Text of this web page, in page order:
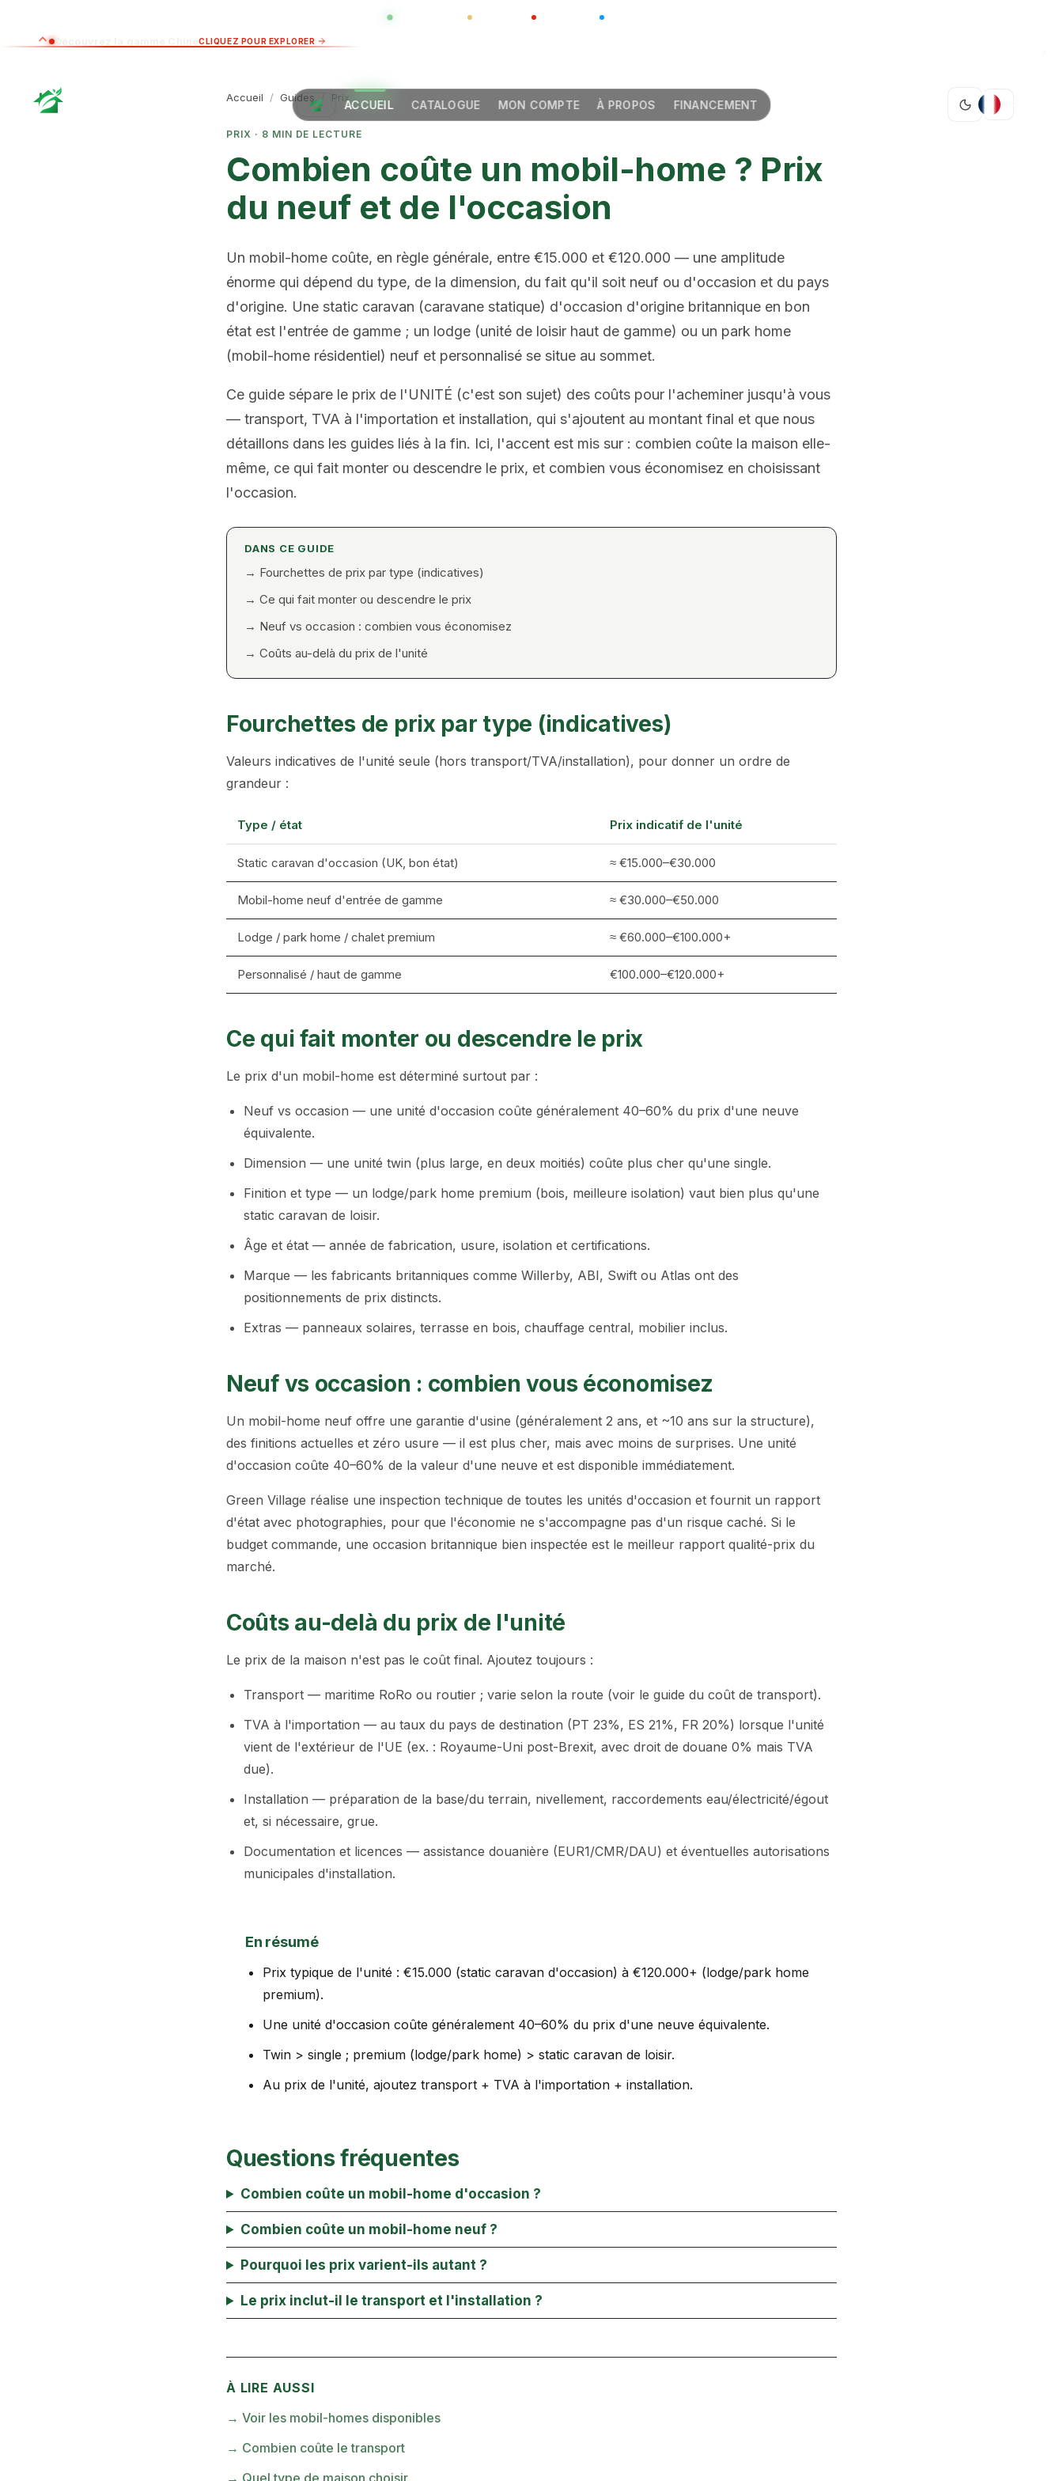
GLOBAL CHINA
ACCUEIL CATALOGUE MON COMPTE À PROPOS FINANCEMENT
GREEN VILLAGE
MOBILE HOMES
Accueil / Guides / Prix
PRIX · 8 MIN DE LECTURE
Combien coûte un mobil-home ? Prix
du neuf et de l'occasion
Un mobil-home coûte, en règle générale, entre €15.000 et €120.000 — une amplitude
énorme qui dépend du type, de la dimension, du fait qu'il soit neuf ou d'occasion et du pays
d'origine. Une static caravan (caravane statique) d'occasion d'origine britannique en bon
état est l'entrée de gamme ; un lodge (unité de loisir haut de gamme) ou un park home
(mobil-home résidentiel) neuf et personnalisé se situe au sommet.
Ce guide sépare le prix de l'UNITÉ (c'est son sujet) des coûts pour l'acheminer jusqu'à vous
— transport, TVA à l'importation et installation, qui s'ajoutent au montant final et que nous
détaillons dans les guides liés à la fin. Ici, l'accent est mis sur : combien coûte la maison elle-
même, ce qui fait monter ou descendre le prix, et combien vous économisez en choisissant
l'occasion.
DANS CE GUIDE
→ Fourchettes de prix par type (indicatives)
→ Ce qui fait monter ou descendre le prix
→ Neuf vs occasion : combien vous économisez
→ Coûts au-delà du prix de l'unité
Fourchettes de prix par type (indicatives)
Valeurs indicatives de l'unité seule (hors transport/TVA/installation), pour donner un ordre de
grandeur :
Type / état Prix indicatif de l'unité
Static caravan d'occasion (UK, bon état) ≈ €15.000–€30.000
Mobil-home neuf d'entrée de gamme ≈ €30.000–€50.000
Lodge / park home / chalet premium ≈ €60.000–€100.000+
Personnalisé / haut de gamme €100.000–€120.000+
Ce qui fait monter ou descendre le prix
Le prix d'un mobil-home est déterminé surtout par :
Neuf vs occasion — une unité d'occasion coûte généralement 40–60% du prix d'une neuve
équivalente.
Dimension — une unité twin (plus large, en deux moitiés) coûte plus cher qu'une single.
Finition et type — un lodge/park home premium (bois, meilleure isolation) vaut bien plus qu'une
static caravan de loisir.
Âge et état — année de fabrication, usure, isolation et certifications.
Marque — les fabricants britanniques comme Willerby, ABI, Swift ou Atlas ont des
positionnements de prix distincts.
Extras — panneaux solaires, terrasse en bois, chauffage central, mobilier inclus.
Neuf vs occasion : combien vous économisez
Un mobil-home neuf offre une garantie d'usine (généralement 2 ans, et ~10 ans sur la structure),
des finitions actuelles et zéro usure — il est plus cher, mais avec moins de surprises. Une unité
d'occasion coûte 40–60% de la valeur d'une neuve et est disponible immédiatement.
Green Village réalise une inspection technique de toutes les unités d'occasion et fournit un rapport
d'état avec photographies, pour que l'économie ne s'accompagne pas d'un risque caché. Si le
budget commande, une occasion britannique bien inspectée est le meilleur rapport qualité-prix du
marché.
Coûts au-delà du prix de l'unité
Le prix de la maison n'est pas le coût final. Ajoutez toujours :
Transport — maritime RoRo ou routier ; varie selon la route (voir le guide du coût de transport).
TVA à l'importation — au taux du pays de destination (PT 23%, ES 21%, FR 20%) lorsque l'unité
vient de l'extérieur de l'UE (ex. : Royaume-Uni post-Brexit, avec droit de douane 0% mais TVA
due).
Installation — préparation de la base/du terrain, nivellement, raccordements eau/électricité/égout
et, si nécessaire, grue.
Documentation et licences — assistance douanière (EUR1/CMR/DAU) et éventuelles autorisations
municipales d'installation.
En résumé
Prix typique de l'unité : €15.000 (static caravan d'occasion) à €120.000+ (lodge/park home
premium).
Une unité d'occasion coûte généralement 40–60% du prix d'une neuve équivalente.
Twin > single ; premium (lodge/park home) > static caravan de loisir.
Au prix de l'unité, ajoutez transport + TVA à l'importation + installation.
Questions fréquentes
Combien coûte un mobil-home d'occasion ?
Combien coûte un mobil-home neuf ?
Pourquoi les prix varient-ils autant ?
Le prix inclut-il le transport et l'installation ?
À LIRE AUSSI
→ Voir les mobil-homes disponibles
→ Combien coûte le transport
→ Quel type de maison choisir
Découvrez la gamme Chine CLIQUEZ POUR EXPLORER